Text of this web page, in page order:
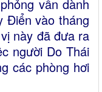
vấn dành
Điển vào tháng
này đã đưa ra
người Do Thái
các phòng hơi